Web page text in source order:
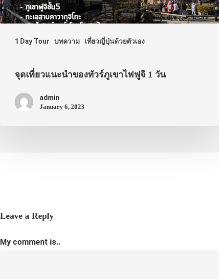
1 Day Tour บทความ เที่ยวญี่ปุ่นด้วยตัวเอง
จุดเที่ยวแนะนำของทัวร์ภูเขาไฟฟูจิ 1 วัน
admin
January 6, 2023
Leave a Reply
My comment is..